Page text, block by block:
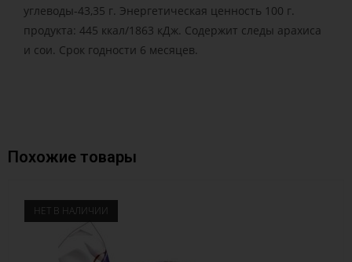
углеводы-43,35 г. Энергетическая ценность 100 г.
продукта: 445 ккал/1863 кДж. Содержит следы арахиса
и сои. Срок годности 6 месяцев.
Похожие товары
НЕТ В НАЛИЧИИ